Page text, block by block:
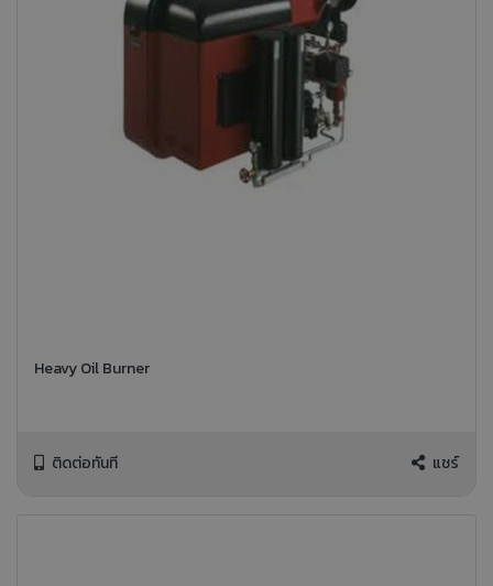
Heavy Oil Burner
ติดต่อทันที แชร์